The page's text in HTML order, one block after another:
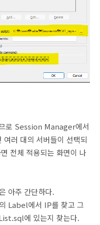
로 Session Manager에서
러 대의 서버들이 선택되
전체 적용되는 화면이 나
아주 간단하다.
Label에서 IP를 찾고 그
에 있는지 찾는다.